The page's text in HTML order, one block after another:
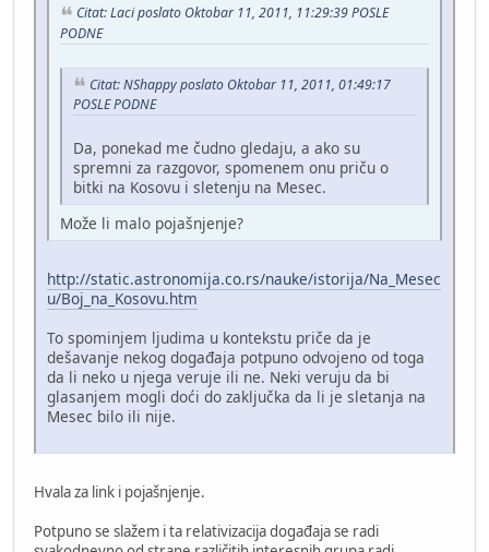
Citat: Laci poslato Oktobar 11, 2011, 11:29:39 POSLE
PODNE
Citat: NShappy poslato Oktobar 11, 2011, 01:49:17
POSLE PODNE
Da, ponekad me čudno gledaju, a ako su
spremni za razgovor, spomenem onu priču o
bitki na Kosovu i sletenju na Mesec.
Može li malo pojašnjenje?
http://static.astronomija.co.rs/nauke/istorija/Na_Mesec
u/Boj_na_Kosovu.htm
To spominjem ljudima u kontekstu priče da je
dešavanje nekog događaja potpuno odvojeno od toga
da li neko u njega veruje ili ne. Neki veruju da bi
glasanjem mogli doći do zaključka da li je sletanja na
Mesec bilo ili nije.
Hvala za link i pojašnjenje.
Potpuno se slažem i ta relativizacija događaja se radi